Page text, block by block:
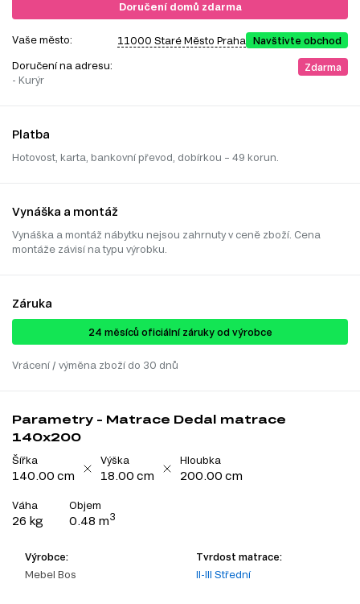
Doručení domů zdarma
Vaše město: 11000 Staré Město Praha Navštivte obchod
Doručení na adresu:
- Kurýr
Zdarma
Platba
Hotovost, karta, bankovní převod, dobírkou – 49 korun.
Vynáška a montáž
Vynáška a montáž nábytku nejsou zahrnuty v ceně zboží. Cena
montáže závisí na typu výrobku.
Záruka
24 ​​​​měsíců oficiální záruky od výrobce
Vrácení / výměna zboží do 30 dnů
Parametry - Matrace Dedal matrace
140x200
Šířka
140.00 cm
Výška
18.00 cm
Hloubka
200.00 cm
Váha
26 kg
Objem
0.48 m3
Výrobce:
Mebel Bos
Tvrdost matrace:
II-III Střední